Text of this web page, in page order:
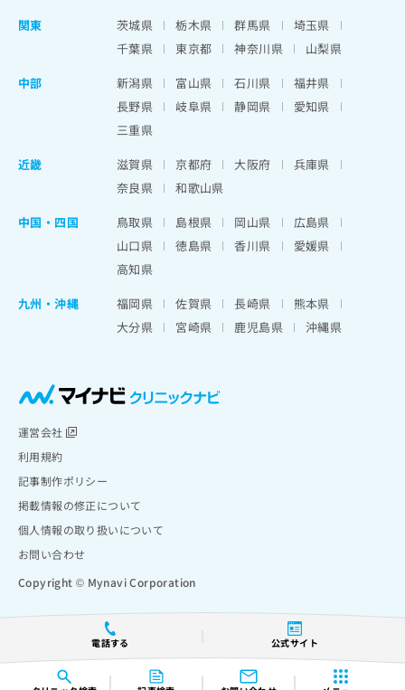
電話する 公式サイト
関東
茨城県 栃木県 群馬県
埼玉県
千葉県
東京都 神奈川県
山梨県
中部
新潟県 富山県 石川県
福井県
長野県
岐阜県 静岡県
愛知県
三重県
近畿
滋賀県 京都府 大阪府
兵庫県
奈良県
和歌山県
中国・四国
鳥取県 島根県 岡山県
広島県
山口県
徳島県 香川県
愛媛県
高知県
九州・沖縄
福岡県 佐賀県 長崎県
熊本県
大分県
宮崎県 鹿児島県 沖縄県
運営会社
利用規約
記事制作ポリシー
掲載情報の修正について
個人情報の取り扱いについて
お問い合わせ
Copyright © Mynavi Corporation